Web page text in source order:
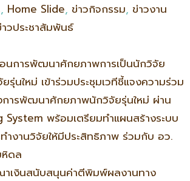
, Home Slide, ข่าวกิจกรรม, ข่าวงาน
วประชาสัมพันธ์
อนการพัฒนาศักยภาพการเป็นนักวิจัย
รุ่นใหม่ เข้าร่วมประชุมเวทีชี้แจงความร่วม
การพัฒนาศักยภาพนักวิจัยรุ่นใหม่ ผ่าน
พร้อมเตรียมทำแผนสร้างระบบ
ำงานวิจัยให้มีประสิทธิภาพ ร่วมกับ อว.
หิดล
าเงินสนับสนุนค่าตีพิมพ์ผลงานทาง